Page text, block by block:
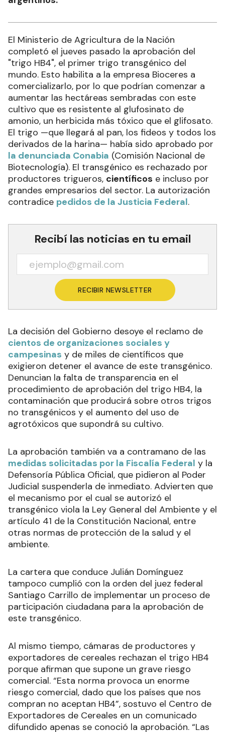
El Ministerio de Agricultura de la Nación
completó el jueves pasado la aprobación del
"trigo HB4", el primer trigo transgénico del
mundo. Esto habilita a la empresa Bioceres a
comercializarlo, por lo que podrían comenzar a
aumentar las hectáreas sembradas con este
cultivo que es resistente al glufosinato de
amonio, un herbicida más tóxico que el glifosato.
El trigo —que llegará al pan, los fideos y todos los
derivados de la harina— había sido aprobado por
la denunciada Conabia (Comisión Nacional de
Biotecnología). El transgénico es rechazado por
productores trigueros, científicos e incluso por
grandes empresarios del sector. La autorización
contradice pedidos de la Justicia Federal.
Recibí las noticias en tu email
RECIBIR NEWSLETTER
La decisión del Gobierno desoye el reclamo de
cientos de organizaciones sociales y
campesinas y de miles de científicos que
exigieron detener el avance de este transgénico.
Denuncian la falta de transparencia en el
procedimiento de aprobación del trigo HB4, la
contaminación que producirá sobre otros trigos
no transgénicos y el aumento del uso de
agrotóxicos que supondrá su cultivo.
La aprobación también va a contramano de las
medidas solicitadas por la Fiscalía Federal y la
Defensoría Pública Oficial, que pidieron al Poder
Judicial suspenderla de inmediato. Advierten que
el mecanismo por el cual se autorizó el
transgénico viola la Ley General del Ambiente y el
artículo 41 de la Constitución Nacional, entre
otras normas de protección de la salud y el
ambiente.
La cartera que conduce Julián Domínguez
tampoco cumplió con la orden del juez federal
Santiago Carrillo de implementar un proceso de
participación ciudadana para la aprobación de
este transgénico.
Al mismo tiempo, cámaras de productores y
exportadores de cereales rechazan el trigo HB4
porque afirman que supone un grave riesgo
comercial. “Esta norma provoca un enorme
riesgo comercial, dado que los países que nos
compran no aceptan HB4”, sostuvo el Centro de
Exportadores de Cereales en un comunicado
difundido apenas se conoció la aprobación. “Las